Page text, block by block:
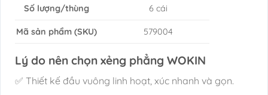
Số lượng/thùng 6 cái
Mã sản phẩm (SKU) 579004
Lý do nên chọn xẻng phẳng WOKIN
✅ Thiết kế đầu vuông linh hoạt, xúc nhanh và gọn.